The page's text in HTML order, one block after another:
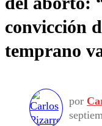
Colo
Motor
Vida
convicción
temprano
por